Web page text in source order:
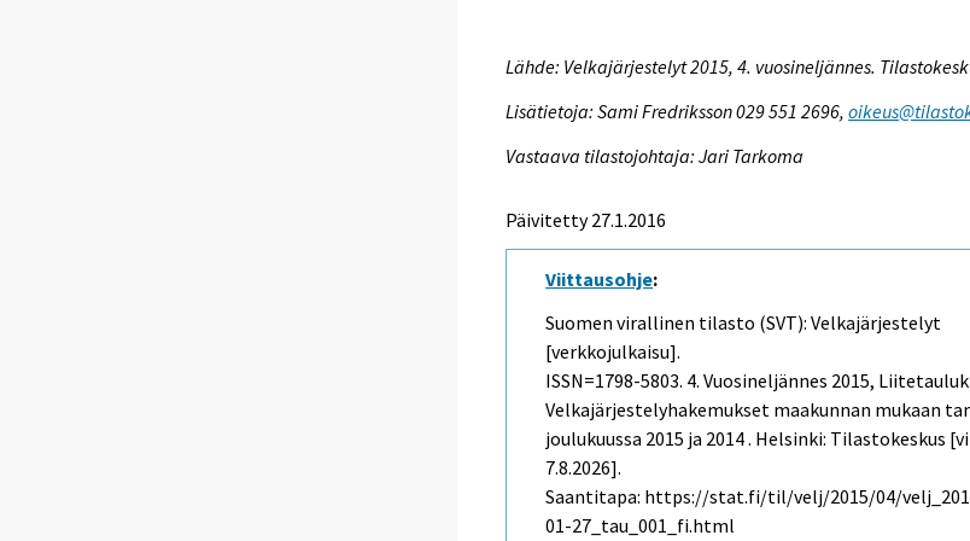
Lähde: Velkajärjestelyt 2015, 4. vuosineljännes.
Lisätietoja: Sami Fredriksson 029 551 2696,
Vastaava tilastojohtaja: Jari Tarkoma
Päivitetty 27.1.2016
Viittausohje:
Suomen virallinen tilasto (SVT): Velkajärjestelyt
[verkkojulkaisu].
ISSN=1798-5803. 4. Vuosineljännes 2015,
Velkajärjestelyhakemukset maakunnan mukaan
joulukuussa 2015 ja 2014 . Helsinki: Tilastokeskus
7.8.2026].
Saantitapa: https://stat.fi/til/velj/2015/04/
01-27_tau_001_fi.html